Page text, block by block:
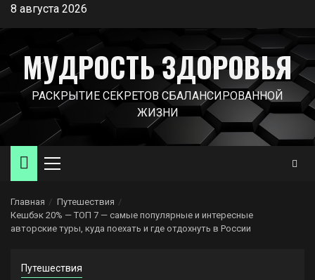
Перейти
содержимому
8 августа 2026
МУДРОСТЬ ЗДОРОВЬЯ
РАСКРЫТИЕ СЕКРЕТОВ СБАЛАНСИРОВАННОЙ
ЖИЗНИ
Основное
Главная
Путешествия
Кешбэк 20% — ТОП 7 — самые популярные и интересные
авторские туры, куда поехать и где отдохнуть в России
Путешествия